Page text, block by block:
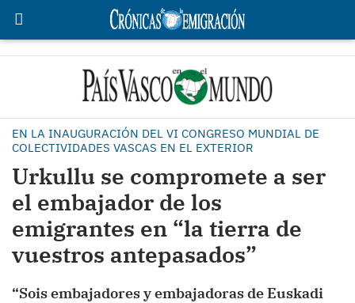
EN LA INAUGURACIÓN DEL VI CONGRESO MUNDIAL DE
COLECTIVIDADES VASCAS EN EL EXTERIOR
Urkullu se compromete a ser
el embajador de los
emigrantes en “la tierra de
vuestros antepasados”
“Sois embajadores y embajadoras de Euskadi